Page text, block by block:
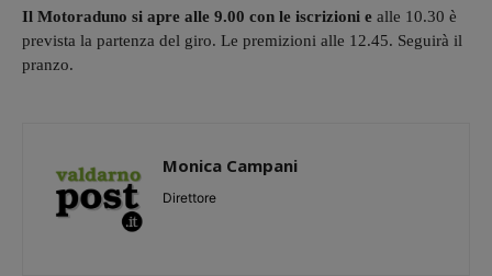
Il Motoraduno si apre alle 9.00 con le iscrizioni e alle 10.30 è
prevista la partenza del giro. Le premizioni alle 12.45. Seguirà il
pranzo.
Monica Campani
Direttore